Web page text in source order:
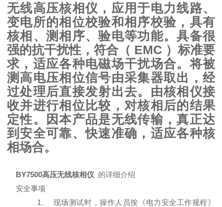
无线高压核相仪，应用于电力线路、
变电所的相位校验和相序校验，具有
核相、测相序、验电等功能。具备很
强的抗干扰性，符合（ EMC ）标准要
求，适应各种电磁场干扰场合。将被
测高电压相位信号由采集器取出，经
过处理后直接发射出去。由核相仪接
收并进行相位比较，对核相后的结果
定性。因本产品是无线传输，真正达
到安全可靠、快速准确，适应各种核
相场合。
BY7500高压无线核相仪 的详细介绍
安全事项
1、 现场测试时，操作人员按《电力安全工作规程》